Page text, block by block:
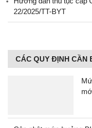
22/2025/TT-BYT
CÁC QUY ĐỊNH CẦN